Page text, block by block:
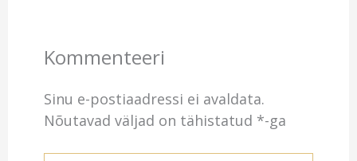
Kommenteeri
Sinu e-postiaadressi ei avaldata.
Nõutavad väljad on tähistatud *-ga